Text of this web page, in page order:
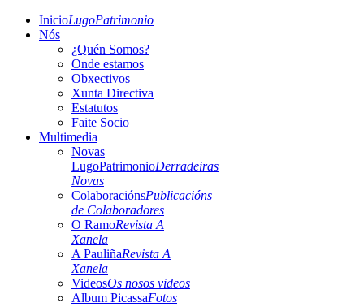
InicioLugoPatrimonio
Nós
¿Quén Somos?
Onde estamos
Obxectivos
Xunta Directiva
Estatutos
Faite Socio
Multimedia
Novas
LugoPatrimonioDerradeiras
Novas
ColaboraciónsPublicacións
de Colaboradores
O RamoRevista A
Xanela
A PauliñaRevista A
Xanela
VideosOs nosos videos
Album PicassaFotos